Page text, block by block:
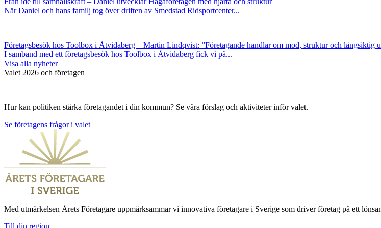
När Daniel och hans familj tog över driften av Smedstad Ridsportcenter...
Företagsbesök hos Toolbox i Åtvidaberg – Martin Lindqvist: ”Företagande handlar om mod, struktur och långsiktig
I samband med ett företagsbesök hos Toolbox i Åtvidaberg fick vi på...
Visa alla nyheter
Valet 2026 och företagen
Hur kan politiken stärka företagandet i din kommun? Se våra förslag och aktiviteter inför valet.
Se företagens frågor i valet
Med utmärkelsen Årets Företagare uppmärksammar vi innovativa företagare i Sverige som driver företag på ett